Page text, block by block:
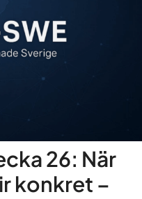
26: När
konkret –